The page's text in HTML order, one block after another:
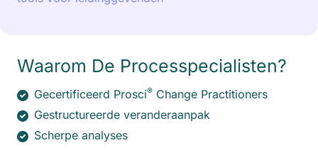
Waarom De Processpecialisten?
Gecertificeerd Prosci® Change Practitioners
Gestructureerde veranderaanpak
Scherpe analyses